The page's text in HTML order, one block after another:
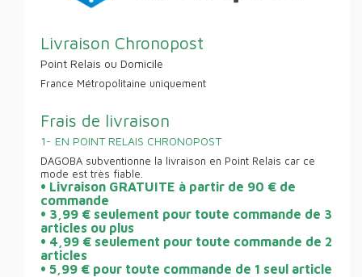
Livraison Chronopost
Point Relais ou Domicile
France Métropolitaine uniquement
Frais de livraison
1- EN POINT RELAIS CHRONOPOST
DAGOBA subventionne la livraison en Point Relais car ce
mode est très fiable.
• Livraison GRATUITE à partir de 90 € de
commande
• 3,99 € seulement pour toute commande de 3
articles ou plus
• 4,99 € seulement pour toute commande de 2
articles
• 5,99 € pour toute commande de 1 seul article